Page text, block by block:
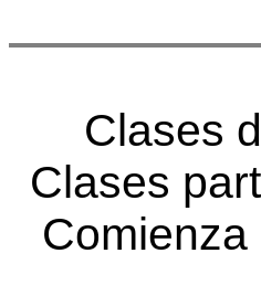
Clases
Clases